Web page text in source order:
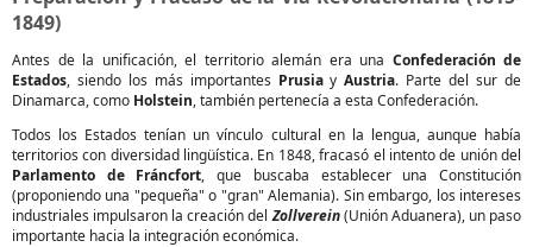
1849)
Antes de la unificación, el territorio alemán era una Confederación de
Estados, siendo los más importantes PrusiayAustria. Parte del sur de
Dinamarca, como Holstein, también pertenecía a esta Confederación.
Todos los Estados tenían un vínculo cultural en la lengua, aunque había
territorios con diversidad lingüística. En 1848, fracasó el intento de unión del
Parlamento de Fráncfort, que buscaba establecer una Constitución
(proponiendo una "pequeña" o "gran" Alemania). Sin embargo, los intereses
industriales impulsaron la creación delZollverein(Unión Aduanera), un paso
importante hacia la integración económica.